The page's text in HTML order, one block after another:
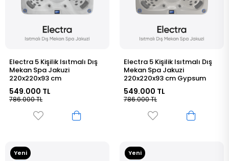
Electra 5 Kişilik Isıtmalı Dış
Mekan Spa Jakuzi
220x220x93 cm
549.000 TL
786.000 TL
Electra 5 Kişilik Isıtmalı Dış
Mekan Spa Jakuzi
220x220x93 cm Gypsum
549.000 TL
786.000 TL
Yeni
Yeni